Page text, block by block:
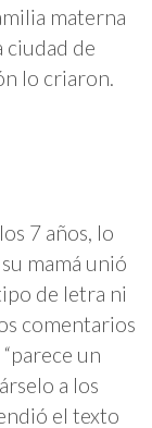
materna
ciudad de
lo criaron.
7 años, lo
mamá unió
de letra ni
comentarios
un
a los
el texto